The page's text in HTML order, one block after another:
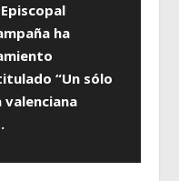
ha
“Un sólo
valenciana